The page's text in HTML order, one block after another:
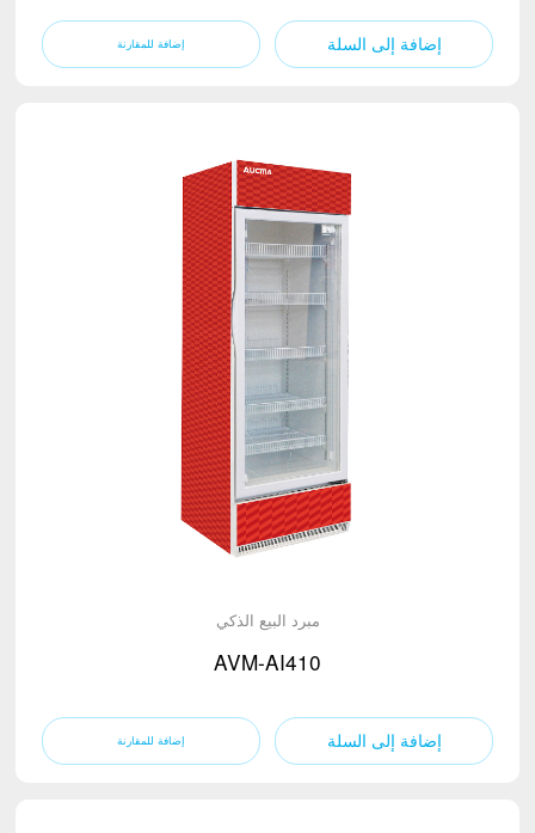
إضافة إلى السلة
مبرد البيع الذكي
AVM-AI410
إضافة إلى السلة